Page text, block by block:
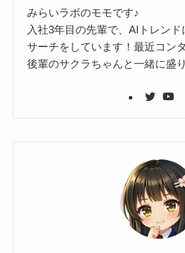
みらいラボのモモです♪
入社3年目の先輩で、AIトレン
サーチをしています！最近コン
後輩のサクラちゃんと一緒に盛